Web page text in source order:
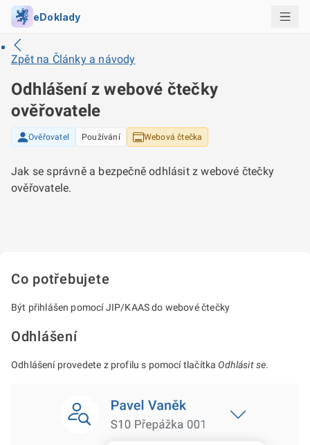
eDoklady
Zpět na Články a návody
Odhlášení z webové čtečky
ověřovatele
Ověřovatel Používání Webová čtečka
Jak se správně a bezpečně odhlásit z webové čtečky
ověřovatele.
Co potřebujete
Být přihlášen pomocí JIP/KAAS do webové čtečky
Odhlášení
Odhlášení provedete z profilu s pomocí tlačítkaOdhlásit se.